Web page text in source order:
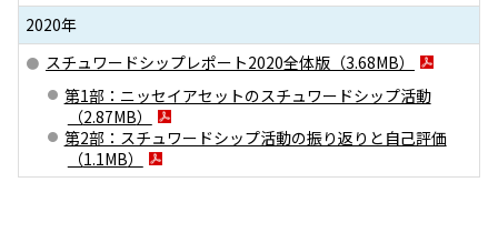
2020年
スチュワードシップレポート2020全体版（3.68MB）
第1部：ニッセイアセットのスチュワードシップ活動
（2.87MB）
第2部：スチュワードシップ活動の振り返りと自己評価
（1.1MB）